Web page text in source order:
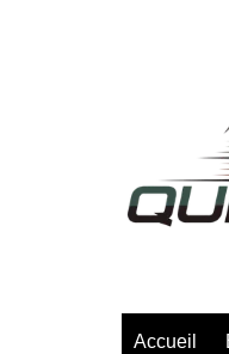
Accueil